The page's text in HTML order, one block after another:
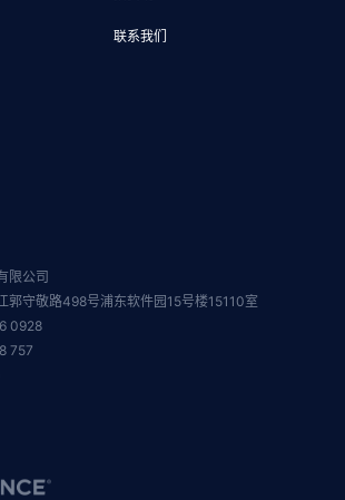
联系我们
限公司
郭守敬路498号浦东软件园15号楼15110室
0928
757